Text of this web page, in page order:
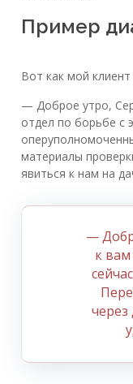
Пример
Вот как мой
— Доброе утро,
отдел по борьбе с
материалы
явиться к нам на
—
к
через